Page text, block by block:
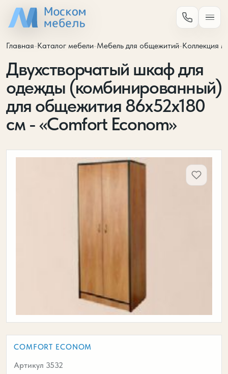
Главная-Каталог мебели-Мебель для общежитий-Коллекция
Двухстворчатый шкаф для
одежды (комбинированный)
для общежития 86х52х180
см - «Comfort Econom»
COMFORT ECONOM
Артикул 3532